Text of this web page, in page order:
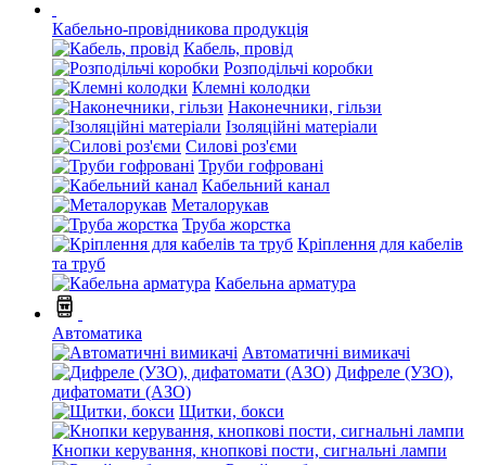
Кабельно-провідникова продукція
Кабель, провід
Розподільчі коробки
Клемні колодки
Наконечники, гільзи
Ізоляційні матеріали
Силові роз'єми
Труби гофровані
Кабельний канал
Металорукав
Труба жорстка
Кріплення для кабелів
та труб
Кабельна арматура
Автоматика
Автоматичні вимикачі
Дифреле (УЗО),
дифатомати (АЗО)
Щитки, бокси
Кнопки керування, кнопкові пости, сигнальні лампи